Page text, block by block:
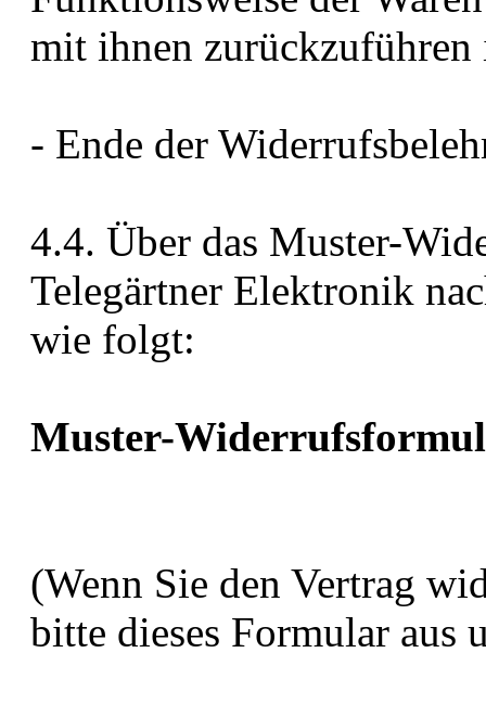
mit ihnen zurückzuführen
- Ende der
4.4. Über das Muster-
Telegärtner Elektronik
wie folgt:
Muster-
(Wenn Sie den Vertrag
bitte dieses Formular aus